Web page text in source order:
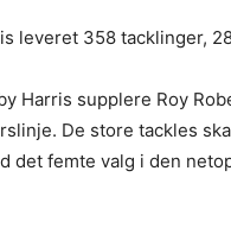
leveret 358 tacklinger,
Harris supplere Roy
De store tackles
det femte valg i den